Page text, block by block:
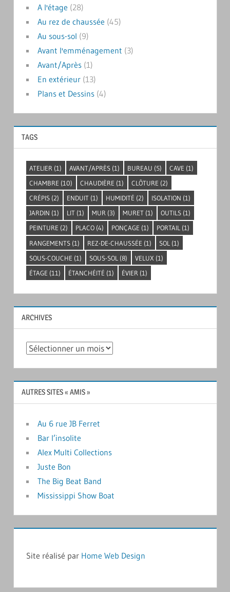
A l'étage (28)
Au rez de chaussée (45)
Au sous-sol (9)
Avant l'emménagement (3)
Avant/Après(1)
En extérieur(13)
Plans et Dessins(4)
TAGS
ATELIER (1) AVANT/APRÈS (1) BUREAU (5) CAVE (1)
CHAMBRE (10) CHAUDIÈRE (1) CLÔTURE (2)
CRÉPIS (2) ENDUIT (1) HUMIDITÉ (2) ISOLATION (1)
JARDIN (1) LIT (1) MUR (3) MURET (1) OUTILS (1)
PEINTURE (2) PLACO (4) PONÇAGE (1) PORTAIL (1)
RANGEMENTS (1) REZ-DE-CHAUSSÉE (1) SOL (1)
SOUS-COUCHE (1) SOUS-SOL (8) VELUX (1)
ÉTAGE (11) ÉTANCHÉITÉ (1) ÉVIER (1)
ARCHIVES
Archives
AUTRES SITES « AMIS »
Au 6 rue JB Ferret
Bar l’insolite
Alex Multi Collections
Juste Bon
The Big Beat Band
Mississippi Show Boat
Site réalisé par Home Web Design